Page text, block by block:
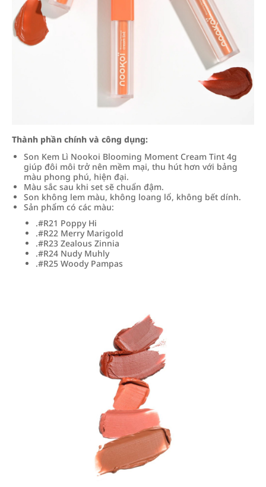
Thành phần chính và công dụng:
Son Kem Lì Nookoi Blooming Moment Cream Tint 4g
giúp đôi môi trở nên mềm mại, thu hút hơn với bảng
màu phong phú, hiện đại.
Màu sắc sau khi set sẽ chuẩn đậm.
Son không lem màu, không loang lổ, không bết dính.
Sản phẩm có các màu:
.#R21 Poppy Hi
.#R22 Merry Marigold
.#R23 Zealous Zinnia
.#R24 Nudy Muhly
.#R25 Woody Pampas